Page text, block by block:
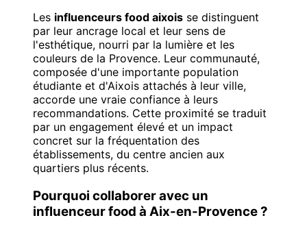
Les influenceurs food aixois se distinguent
par leur ancrage local et leur sens de
l'esthétique, nourri par la lumière et les
couleurs de la Provence. Leur communauté,
composée d'une importante population
étudiante et d'Aixois attachés à leur ville,
accorde une vraie confiance à leurs
recommandations. Cette proximité se traduit
par un engagement élevé et un impact
concret sur la fréquentation des
établissements, du centre ancien aux
quartiers plus récents.
Pourquoi collaborer avec un
influenceur food à Aix-en-Provence ?